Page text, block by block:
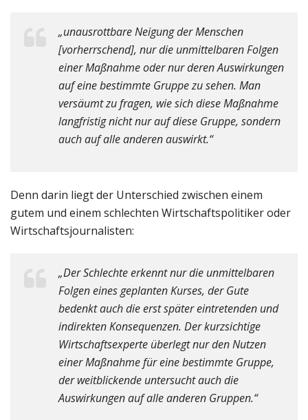
„unausrottbare Neigung der Menschen
[vorherrschend], nur die unmittelbaren Folgen
einer Maßnahme oder nur deren Auswirkungen
auf eine bestimmte Gruppe zu sehen. Man
versäumt zu fragen, wie sich diese Maßnahme
langfristig nicht nur auf diese Gruppe, sondern
auch auf alle anderen auswirkt.“
Denn darin liegt der Unterschied zwischen einem
gutem und einem schlechten Wirtschaftspolitiker oder
Wirtschaftsjournalisten:
„Der Schlechte erkennt nur die unmittelbaren
Folgen eines geplanten Kurses, der Gute
bedenkt auch die erst später eintretenden und
indirekten Konsequenzen. Der kurzsichtige
Wirtschaftsexperte überlegt nur den Nutzen
einer Maßnahme für eine bestimmte Gruppe,
der weitblickende untersucht auch die
Auswirkungen auf alle anderen Gruppen.“